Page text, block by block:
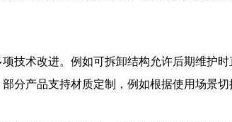
技术改进。例如可拆卸结构允许后期维护
分产品支持材质定制，例如根据使用场景